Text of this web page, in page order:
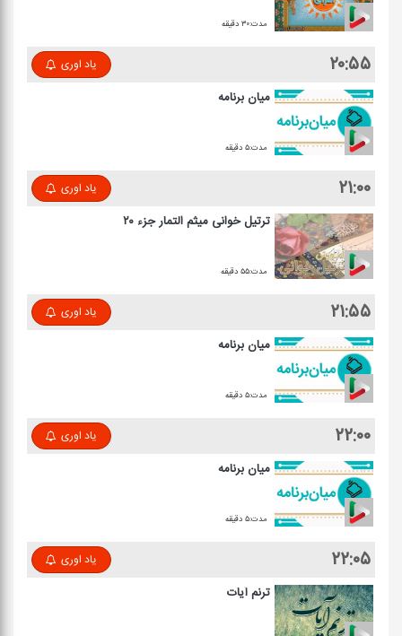
مدت:۳۰ دقیقه
۲۰:۵۵ یاد اوری
میان برنامه
مدت:۵ دقیقه
۲۱:۰۰ یاد اوری
ترتیل خوانی میثم التمار جزء ۲۰
مدت:۵۵ دقیقه
۲۱:۵۵ یاد اوری
میان برنامه
مدت:۵ دقیقه
۲۲:۰۰ یاد اوری
میان برنامه
مدت:۵ دقیقه
۲۲:۰۵ یاد اوری
ترنم آیات